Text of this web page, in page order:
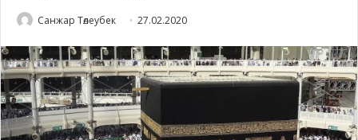
Санжар Төлеубек 27.02.2020